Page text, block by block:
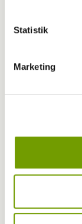
Statistik
Marketing
Britisk